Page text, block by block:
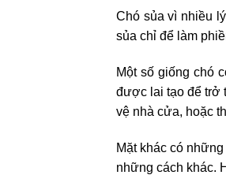
Chó sủa vì nhiều
sủa chỉ để làm
Một số giống chó
được lai tạo để trở
vệ nhà cửa, hoặc
Mặt khác có
những cách khác.